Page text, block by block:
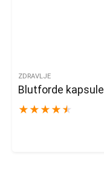
ZDRAVLJE
Blutforde kapsule
★ ★ ★ ★ ★